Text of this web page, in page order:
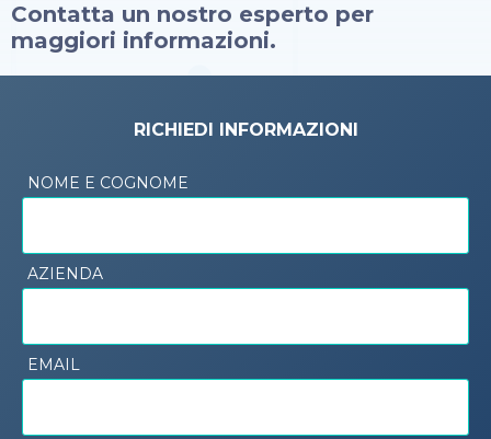
Contatta un nostro esperto per
maggiori informazioni.
RICHIEDI INFORMAZIONI
NOME E COGNOME
AZIENDA
EMAIL